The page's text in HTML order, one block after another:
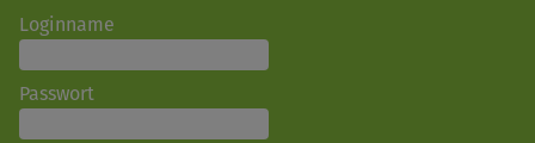
Loginname
Passwort